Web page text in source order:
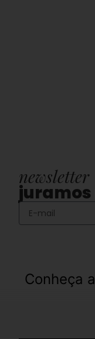
newsletter
juramos
Conheça